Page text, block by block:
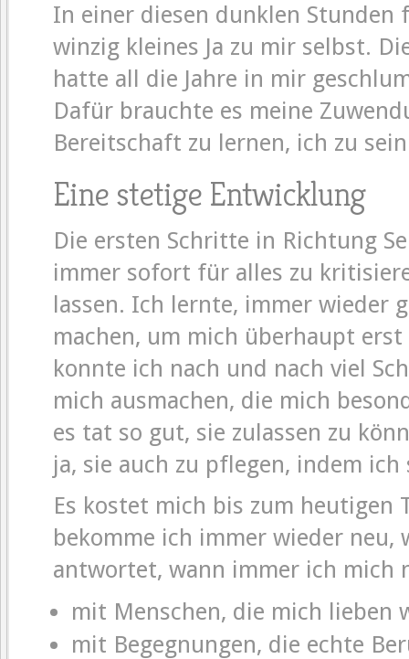
In einer diesen dunklen Stunden
winzig kleines Ja zu mir selbst.
hatte all die Jahre in mir
Dafür brauchte es meine
Bereitschaft zu lernen, ich zu
Eine stetige Entwicklung
Die ersten Schritte in Richtung
immer sofort für alles zu
lassen. Ich lernte, immer wieder
machen, um mich überhaupt
konnte ich nach und nach viel
mich ausmachen, die mich
es tat so gut, sie zulassen zu
ja, sie auch zu pflegen, indem
Es kostet mich bis zum heutigen
bekomme ich immer wieder
antwortet, wann immer ich mich
mit Menschen, die mich lieben
mit Begegnungen, die echte